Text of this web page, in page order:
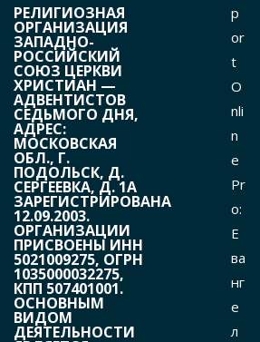
РЕЛИГИОЗНАЯ
ОРГАНИЗАЦИЯ
ЗАПАДНО-
РОССИЙСКИЙ
СОЮЗ ЦЕРКВИ
ХРИСТИАН —
АДВЕНТИСТОВ
СЕДЬМОГО ДНЯ,
АДРЕС:
МОСКОВСКАЯ
ОБЛ., Г.
ПОДОЛЬСК, Д.
СЕРГЕЕВКА, Д. 1А
ЗАРЕГИСТРИРОВАНА
12.09.2003.
ОРГАНИЗАЦИИ
ПРИСВОЕНЫ ИНН
5021009275, ОГРН
1035000032275,
КПП 507401001.
ОСНОВНЫМ
ВИДОМ
ДЕЯТЕЛЬНОСТИ
p
or
t
O
nli
n
e
Pr
o:
Е
ва
нг
е
л